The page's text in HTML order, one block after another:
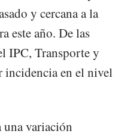
y cercana a la
este año. De las
IPC, Transporte y
incidencia en el nivel
una variación